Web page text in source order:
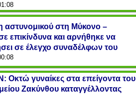
αστυνομικού στη Μύκονο –
επικίνδυνα και αρνήθηκε να
σε έλεγχο συναδέλφων του
Οκτώ γυναίκες στα επείγοντα του
Ζακύνθου καταγγέλλοντας